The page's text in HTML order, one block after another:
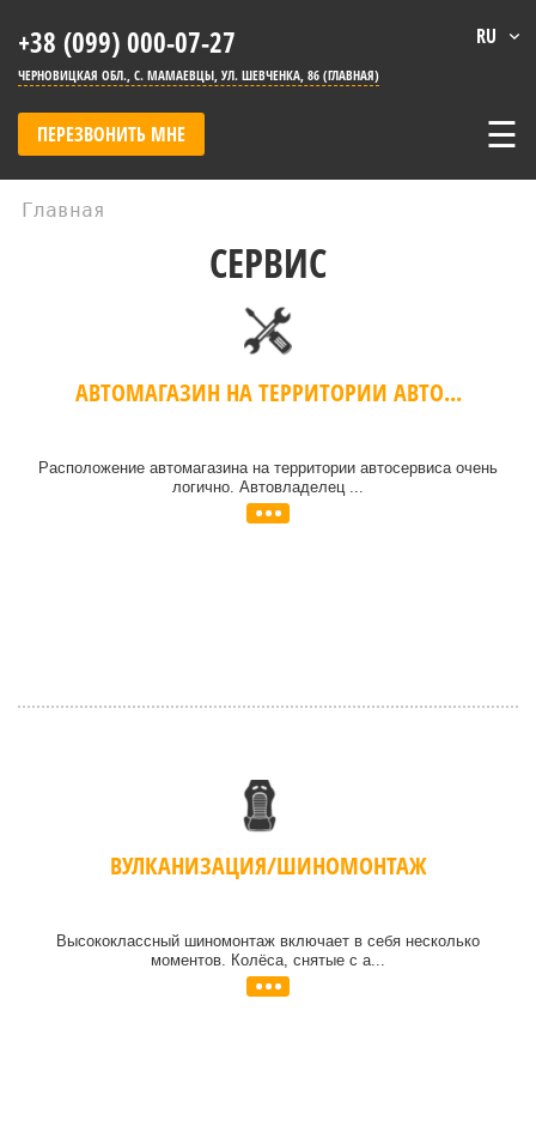
+38 (099) 000-07-27
ЧЕРНОВИЦКАЯ ОБЛ., С. МАМАЕВЦЫ, УЛ. ШЕВЧЕНКА, 86 (ГЛАВНАЯ)
ПЕРЕЗВОНИТЬ МНЕ ☰
RU
Главная
СЕРВИС
АВТОМАГАЗИН НА ТЕРРИТОРИИ АВТО...
Расположение автомагазина на территории автосервиса очень
логично. Автовладелец ...
ВУЛКАНИЗАЦИЯ/ШИНОМОНТАЖ
Высококлассный шиномонтаж включает в себя несколько
моментов. Колёса, снятые с а...